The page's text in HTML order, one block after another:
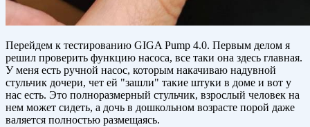
Перейдем к тестированию GIGA Pump 4.0. Первым делом я
решил проверить функцию насоса, все таки она здесь главная.
У меня есть ручной насос, которым накачиваю надувной
стульчик дочери, чет ей "зашли" такие штуки в доме и вот у
нас есть. Это полноразмерный стульчик, взрослый человек на
нем может сидеть, а дочь в дошкольном возрасте порой даже
валяется полностью размещаясь.